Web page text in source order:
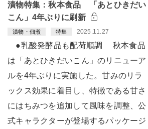
漬物特集：秋本食品 「あとひきだい
こん」4年ぶりに刷新
漬物・佃煮 特集 2025.11.27
●乳酸発酵品も配荷順調 秋本食品
は「あとひきだいこん」のリニューア
ルを4年ぶりに実施した。甘みのリラ
ックス効果に着目し、特徴である甘さ
にはちみつを追加して風味を調整、公
式キャラクターが登場するパッケージ